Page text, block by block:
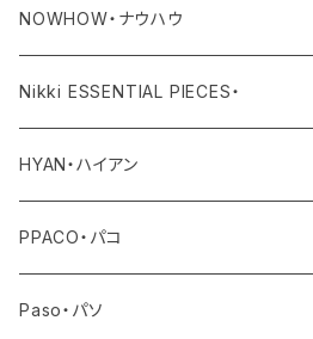
ワンピース・サロペット
その他
ボトム
ワンピース・サロペット
その他
トップス
ボトム
デニム
ワンピース・サロペット
その他
バッグ
その他
NOWHOW・ナウハウ
バッグ
その他
Nikki ESSENTIAL PIECES・
アウター
トップス
ボトム
HYAN・ハイアン
PPACO・パコ
シューズ
Paso・パソ